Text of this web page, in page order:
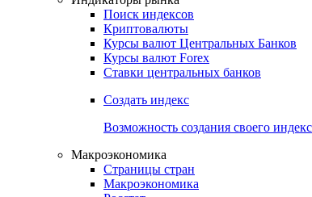
Получить доступ
Индикаторы рынка
Поиск индексов
Криптовалюты
Курсы валют Центральных Банков
Курсы валют Forex
Ставки центральных банков
Создать индекс
Возможность создания своего индекса